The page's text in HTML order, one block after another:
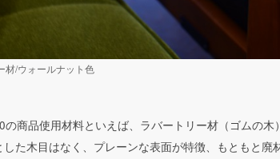
材/ウォールナット色
の商品使用材料といえば、ラバートリー材（ゴムの木
した木目はなく、プレーンな表面が特徴、もともと